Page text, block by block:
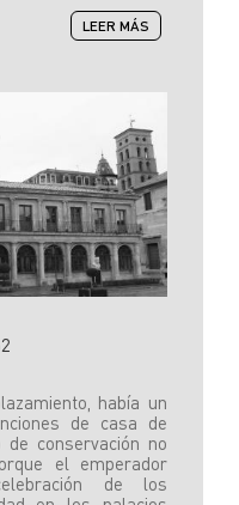
LEER MÁS SOBRE
CASA
había un
de casa de
conservación no
el emperador
de los